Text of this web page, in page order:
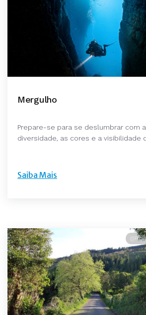
Mergulho
Prepare-se para se deslumbrar com a
diversidade, as cores e a visibilidade
Saiba Mais